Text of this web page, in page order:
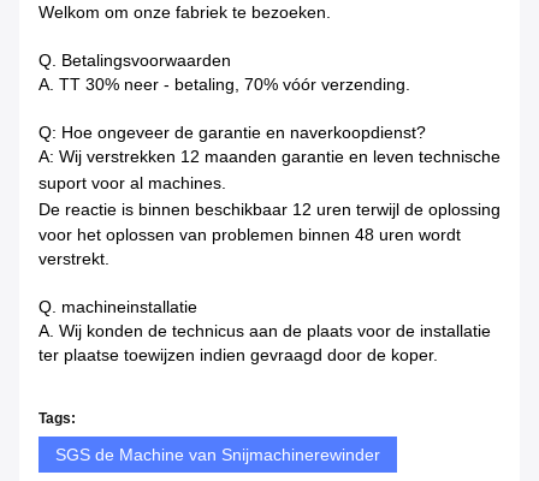
Welkom om onze fabriek te bezoeken.
Q. Betalingsvoorwaarden
A. TT 30% neer - betaling, 70% vóór verzending.
Q: Hoe ongeveer de garantie en naverkoopdienst?
A: Wij verstrekken 12 maanden garantie en leven technische
suport voor al machines.
De reactie is binnen beschikbaar 12 uren terwijl de oplossing
voor het oplossen van problemen binnen 48 uren wordt
verstrekt.
Q. machineinstallatie
A. Wij konden de technicus aan de plaats voor de installatie
ter plaatse toewijzen indien gevraagd door de koper.
Tags:
SGS de Machine van Snijmachinerewinder